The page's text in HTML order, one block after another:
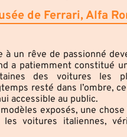
de Ferrari, Alfa
à un rêve de passionné
a patiemment constitué
des voitures les
resté dans l’ombre,
accessible au public.
exposés, une
les voitures italiennes,